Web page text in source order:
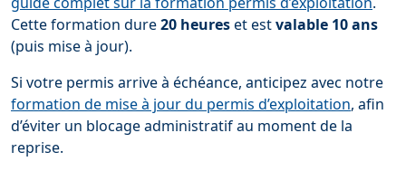
Cette formation dure20 heureset estvalable 10 ans
(puis mise à jour).
Si votre permis arrive à échéance, anticipez avec notre
formation de mise à jour du permis d’exploitation, afin
d’éviter un blocage administratif au moment de la
reprise.